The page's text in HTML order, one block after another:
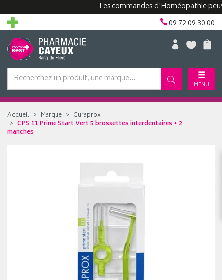
Les commandes d'Homéopathie peuvent
09 72 09 30 00
MENU
Accueil Marque
Curaprox
CPS 11 Prime Start Vert 5 brossettes interdentaires + 2
manches